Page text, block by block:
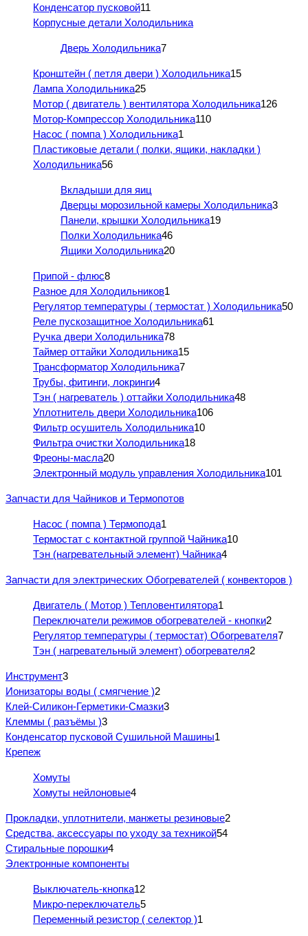
Конденсатор пусковой11
Корпусные детали Холодильника
Дверь Холодильника7
Кронштейн ( петля двери ) Холодильника15
Лампа Холодильника25
Мотор ( двигатель ) вентилятора Холодильника126
Мотор-Компрессор Холодильника110
Насос ( помпа ) Холодильника1
Пластиковые детали ( полки, ящики, накладки )
Холодильника56
Вкладыши для яиц
Дверцы морозильной камеры Холодильника3
Панели, крышки Холодильника19
Полки Холодильника46
Ящики Холодильника20
Припой - флюс8
Разное для Холодильников1
Регулятор температуры ( термостат ) Холодильника50
Реле пускозащитное Холодильника61
Ручка двери Холодильника78
Таймер оттайки Холодильника15
Трансформатор Холодильника7
Трубы, фитинги, локринги4
Тэн ( нагреватель ) оттайки Холодильника48
Уплотнитель двери Холодильника106
Фильтр осушитель Холодильника10
Фильтра очистки Холодильника18
Фреоны-масла20
Электронный модуль управления Холодильника101
Запчасти для Чайников и Термопотов
Насос ( помпа ) Термопода1
Термостат с контактной группой Чайника10
Тэн (нагревательный элемент) Чайника4
Запчасти для электрических Обогревателей ( конвекторов )
Двигатель ( Мотор ) Тепловентилятора1
Переключатели режимов обогревателей - кнопки2
Регулятор температуры ( термостат) Обогревателя7
Тэн ( нагревательный элемент) обогревателя2
Инструмент3
Ионизаторы воды ( смягчение )2
Клей-Силикон-Герметики-Смазки3
Клеммы ( разъёмы )3
Конденсатор пусковой Сушильной Машины1
Крепеж
Хомуты
Хомуты нейлоновые4
Прокладки, уплотнители, манжеты резиновые2
Средства, аксессуары по уходу за техникой54
Стиральные порошки4
Электронные компоненты
Выключатель-кнопка12
Микро-переключатель5
Переменный резистор ( селектор )1